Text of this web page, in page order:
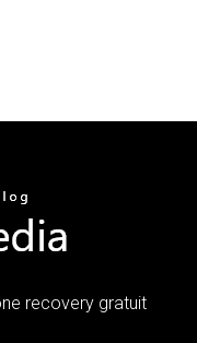
recovery gratuit